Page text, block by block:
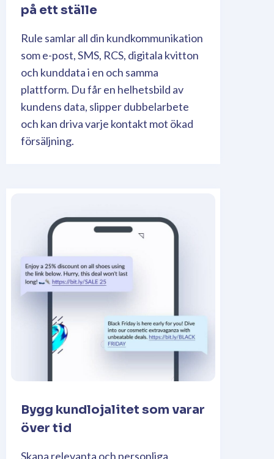
på ett ställe​
Rule samlar all din kundkommunikation
som e-post, SMS, RCS, digitala kvitton
och kunddata i en och samma
plattform. Du får en helhetsbild av
kundens data, slipper dubbelarbete
och kan driva varje kontakt mot ökad
försäljning.
Bygg kundlojalitet som varar
över tid
Skapa relevanta och personliga